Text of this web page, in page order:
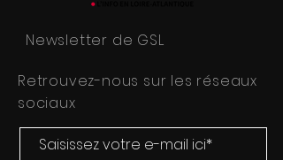
Newsletter de GSL
Retrouvez-nous sur les réseaux
sociaux